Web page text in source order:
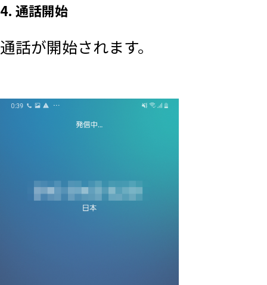
4. 通話開始
通話が開始されます。